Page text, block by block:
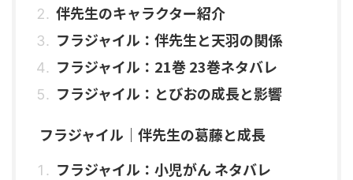
伴先生のキャラクター紹介
フラジャイル：伴先生と天羽の関係
フラジャイル：21巻 23巻ネタバレ
フラジャイル：とびおの成長と影響
フラジャイル｜伴先生の葛藤と成長
フラジャイル：小児がん ネタバレ